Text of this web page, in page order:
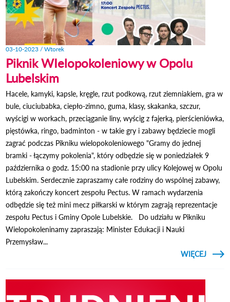
03-10-2023 / Wtorek
Piknik WIelopokoleniowy w Opolu
Lubelskim
Hacele, kamyki, kapsle, kręgle, rzut podkową, rzut ziemniakiem, gra w
bule, ciuciubabka, ciepło-zimno, guma, klasy, skakanka, szczur,
wyścigi w workach, przeciąganie liny, wyścig z fajerką, pierścieniówka,
pięstówka, ringo, badminton - w takie gry i zabawy będziecie mogli
zagrać podczas Pikniku wielopokoleniowego "Gramy do jednej
bramki - łączymy pokolenia", który odbędzie się w poniedziałek 9
października o godz. 15:00 na stadionie przy ulicy Kolejowej w Opolu
Lubelskim. Serdecznie zapraszamy całe rodziny do wspólnej zabawy,
którą zakończy koncert zespołu Pectus. W ramach wydarzenia
odbędzie się też mini mecz piłkarski w którym zagrają reprezentacje
zespołu Pectus i Gminy Opole Lubelskie. Do udziału w Pikniku
Wielopokoleninamy zapraszają: Minister Edukacji i Nauki
Przemysław...
CZYTAJ
WIĘCEJ